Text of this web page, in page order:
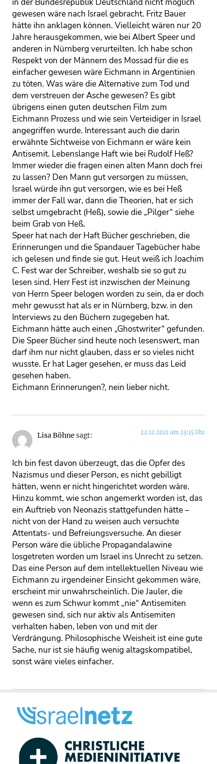
gewesen wäre nach Israel gebracht. Fritz Bauer
hätte ihn anklagen können. Vielleicht wären nur 20
Jahre herausgekommen, wie bei Albert Speer und
anderen in Nürnberg verurteilten. Ich habe schon
Respekt von der Männern des Mossad für die es
einfacher gewesen wäre Eichmann in Argentinien
zu töten. Was wäre die Alternative zum Tod und
dem verstreuen der Asche gewesen? Es gibt
übrigens einen guten deutschen Film zum
Eichmann Prozess und wie sein Verteidiger in Israel
angegriffen wurde. Interessant auch die darin
erwähnte Sichtweise von Eichmann er wäre kein
Antisemit. Lebenslange Haft wie bei Rudolf Heß?
Immer wieder die fragen einen alten Mann doch frei
zu lassen? Den Mann gut versorgen zu müssen,
Israel würde ihn gut versorgen, wie es bei Heß
immer der Fall war, dann die Theorien, hat er sich
selbst umgebracht (Heß), sowie die „Pilger“ siehe
beim Grab von Heß.
Speer hat nach der Haft Bücher geschrieben, die
Erinnerungen und die Spandauer Tagebücher habe
ich gelesen und finde sie gut. Heut weiß ich Joachim
C. Fest war der Schreiber, weshalb sie so gut zu
lesen sind. Herr Fest ist inzwischen der Meinung
von Herrn Speer belogen worden zu sein, da er doch
mehr gewusst hat als er in Nürnberg, bzw. in den
Interviews zu den Büchern zugegeben hat.
Eichmann hätte auch einen „Ghostwriter“ gefunden.
Die Speer Bücher sind heute noch lesenswert, man
darf ihm nur nicht glauben, dass er so vieles nicht
wusste. Er hat Lager gesehen, er muss das Leid
gesehen haben.
Eichmann Erinnerungen?, nein lieber nicht.
Lisa Böhne sagt: 22.12.2021 um 23:15 Uhr
Ich bin fest davon überzeugt, das die Opfer des
Nazismus und dieser Person, es nicht gebilligt
hätten, wenn er nicht hingerichtet worden wäre.
Hinzu kommt, wie schon angemerkt worden ist, das
ein Auftrieb von Neonazis stattgefunden hätte –
nicht von der Hand zu weisen auch versuchte
Attentats- und Befreiungsversuche. An dieser
Person wäre die übliche Propagandalawine
losgetreten worden um Israel ins Unrecht zu setzen.
Das eine Person auf dem intellektuellen Niveau wie
Eichmann zu irgendeiner Einsicht gekommen wäre,
erscheint mir unwahrscheinlich. Die Jauler, die
wenn es zum Schwur kommt „nie“ Antisemiten
gewesen sind, sich nur aktiv als Antisemiten
verhalten haben, leben von und mit der
Verdrängung. Philosophische Weisheit ist eine gute
Sache, nur ist sie häufig wenig altagskompatibel,
sonst wäre vieles einfacher.